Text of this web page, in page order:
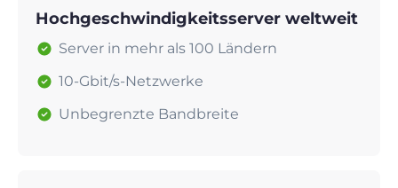
Hochgeschwindigkeitsserver weltweit
Server in mehr als 100 Ländern
10-Gbit/s-Netzwerke
Unbegrenzte Bandbreite